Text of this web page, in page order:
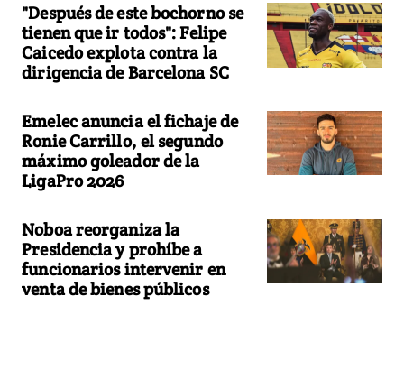
"Después de este bochorno se
tienen que ir todos": Felipe
Caicedo explota contra la
dirigencia de Barcelona SC
Emelec anuncia el fichaje de
Ronie Carrillo, el segundo
máximo goleador de la
LigaPro 2026
Noboa reorganiza la
Presidencia y prohíbe a
funcionarios intervenir en
venta de bienes públicos